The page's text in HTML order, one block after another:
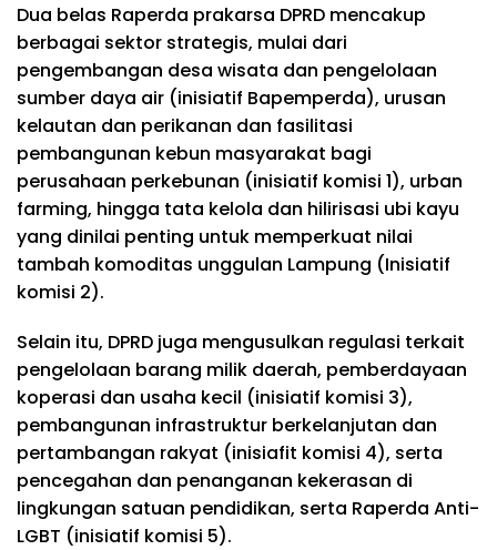
Dua belas Raperda prakarsa DPRD mencakup
berbagai sektor strategis, mulai dari
pengembangan desa wisata dan pengelolaan
sumber daya air (inisiatif Bapemperda), urusan
kelautan dan perikanan dan fasilitasi
pembangunan kebun masyarakat bagi
perusahaan perkebunan (inisiatif komisi 1), urban
farming, hingga tata kelola dan hilirisasi ubi kayu
yang dinilai penting untuk memperkuat nilai
tambah komoditas unggulan Lampung (Inisiatif
komisi 2).
Selain itu, DPRD juga mengusulkan regulasi terkait
pengelolaan barang milik daerah, pemberdayaan
koperasi dan usaha kecil (inisiatif komisi 3),
pembangunan infrastruktur berkelanjutan dan
pertambangan rakyat (inisiafit komisi 4), serta
pencegahan dan penanganan kekerasan di
lingkungan satuan pendidikan, serta Raperda Anti-
LGBT (inisiatif komisi 5).